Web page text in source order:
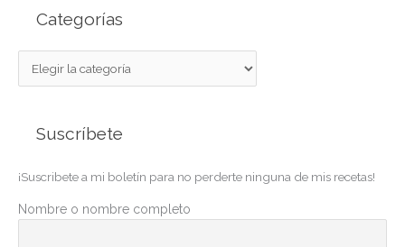
Categorías
a
o
r
Suscríbete
¡Suscribete a mi boletín para no perderte ninguna de mis recetas!
Nombre o nombre completo